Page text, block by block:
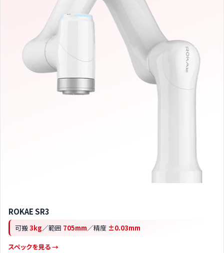
ROKAE SR3
可搬3kg／範囲 705mm／精度 ±0.03mm
スペックを見る →